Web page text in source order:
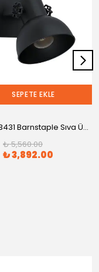
SEPETE EKLE
Eglo 43431 Barnstaple Sıva Üstü Spot
₺ 5,560.00
₺ 3,892.00